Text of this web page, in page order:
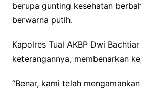
berupa gunting kesehatan
berwarna putih.
Kapolres Tual AKBP Dwi
keterangannya, membenarkan
“Benar, kami telah